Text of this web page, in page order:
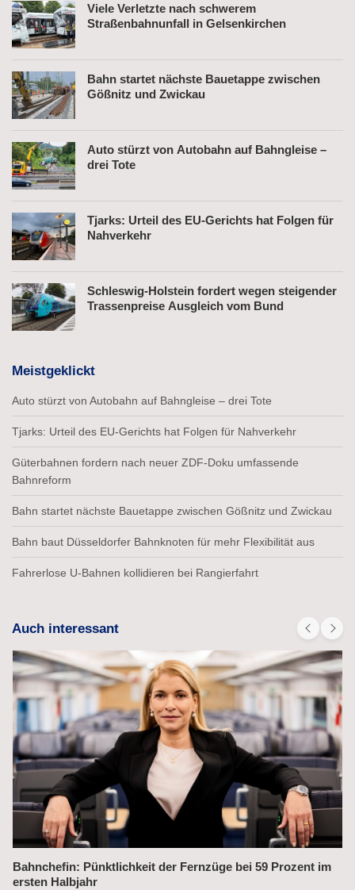
Viele Verletzte nach schwerem
Straßenbahnunfall in Gelsenkirchen
Bahn startet nächste Bauetappe zwischen
Gößnitz und Zwickau
Auto stürzt von Autobahn auf Bahngleise –
drei Tote
Tjarks: Urteil des EU-Gerichts hat Folgen für
Nahverkehr
Schleswig-Holstein fordert wegen steigender
Trassenpreise Ausgleich vom Bund
Meistgeklickt
Auto stürzt von Autobahn auf Bahngleise – drei Tote
Tjarks: Urteil des EU-Gerichts hat Folgen für Nahverkehr
Güterbahnen fordern nach neuer ZDF-Doku umfassende
Bahnreform
Bahn startet nächste Bauetappe zwischen Gößnitz und Zwickau
Bahn baut Düsseldorfer Bahnknoten für mehr Flexibilität aus
Fahrerlose U-Bahnen kollidieren bei Rangierfahrt
Auch interessant
Bahnchefin: Pünktlichkeit der Fernzüge bei 59 Prozent im
ersten Halbjahr